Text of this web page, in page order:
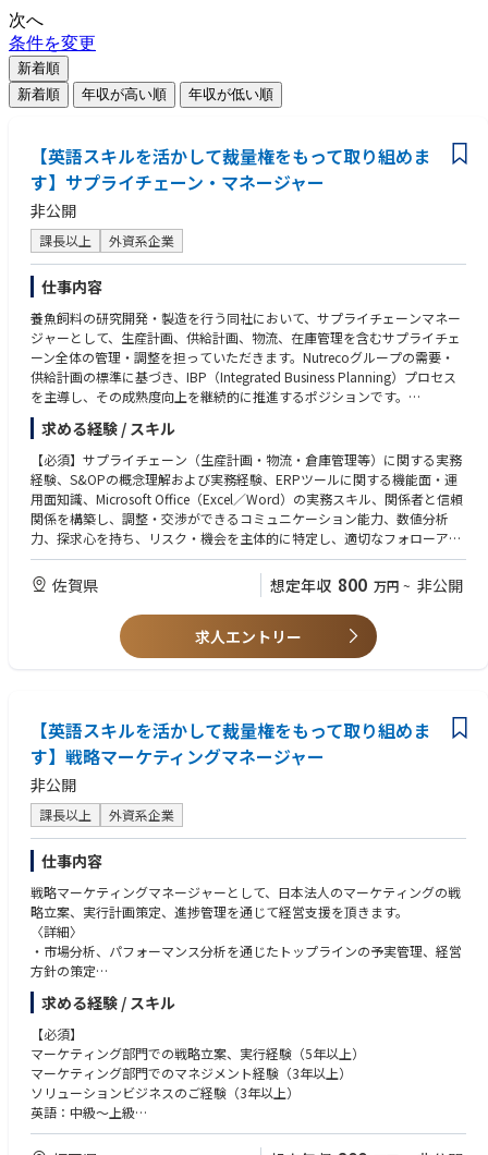
次へ
条件を変更
新着順
新着順
年収が高い順 年収が低い順
【英語スキルを活かして裁量権をもって取り組めま
す】サプライチェーン・マネージャー
非公開
課長以上 外資系企業
仕事内容
養魚飼料の研究開発・製造を行う同社において、サプライチェーンマネー
ジャーとして、生産計画、供給計画、物流、在庫管理を含むサプライチェ
ーン全体の管理・調整を担っていただきます。Nutrecoグループの需要・
供給計画の標準に基づき、IBP（Integrated Business Planning）プロセス
を主導し、その成熟度向上を継続的に推進するポジションです。
〈詳細〉
需要＆供給戦略および計画の立案・実行／IBP（統合型ビジネス・サプラ
イ計画）プロセスおよび月次サイクルを主導／生産・供給・在庫計画の管
理／在庫およびWorking capitalの管理・最適化／KPI管理および継続的改
善の推進／SCMチームの育成・マネジメントおよびリーダーシップの発揮
／品質・HSE（健康・安全・環境）に関するコンプライアンスの遵守
求める経験 / スキル
【必須】サプライチェーン（生産計画・物流・倉庫管理等）に関する実務
経験、S&OPの概念理解および実務経験、ERPツールに関する機能面・運
用面知識、Microsoft Office（Excel／Word）の実務スキル、関係者と信頼
関係を構築し、調整・交渉ができるコミュニケーション能力、数値分析
力、探求心を持ち、リスク・機会を主体的に特定し、適切なフォローアッ
プを行う能力、SCMチームのマネジメント経験
【歓迎】カスタマーサービス・物流・営業いずれかの業務経験、Infor M3
の知識をお持ちの方
佐賀県 想定年収 800 万円 ~ 非公開
求人エントリー
【英語スキルを活かして裁量権をもって取り組めま
す】戦略マーケティングマネージャー
非公開
課長以上 外資系企業
仕事内容
戦略マーケティングマネージャーとして、日本法人のマーケティングの戦
略立案、実行計画策定、進捗管理を通じて経営支援を頂きます。
〈詳細〉
・市場分析、パフォーマンス分析を通じたトップラインの予実管理、経営
方針の策定
・戦略立案（Target、Value Proposition、Go To Marketプラン策定）、お
よび進捗管理
・顧客管理システムの構築、運用によるLTV向上
・営業プロセスの構築
・プロモーション施策の企画・実施（SNS、PR、広告、イベント等）
・プライシングスキームの構築、管理による収益性確保
求める経験 / スキル
【必須】
マーケティング部門での戦略立案、実行経験（5年以上）
マーケティング部門でのマネジメント経験（3年以上）
ソリューションビジネスのご経験（3年以上）
英語：中級～上級
【歓迎】